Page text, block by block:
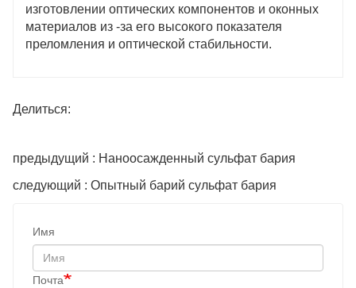
изготовлении оптических компонентов и оконных
материалов из -за его высокого показателя
преломления и оптической стабильности.
Делиться:
предыдущий : Наноосажденный сульфат бария
следующий : Опытный барий сульфат бария
Имя
Почта